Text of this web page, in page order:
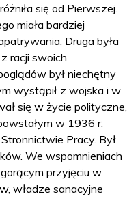
się od Pierwszej.
miała bardziej
Druga była
racji swoich
był niechętny
wystąpił z wojska i w
się w życie polityczne,
w 1936 r.
Pracy. Był
We wspomnieniach
przyjęciu w
władze sanacyjne